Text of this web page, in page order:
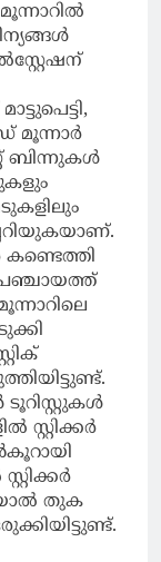
മൂന്നാര്‍
ബിന്നുകള്‍
കണ്ടെത്തി
പഞ്ചായത്ത്
സ്റ്റിക്കര്‍
തുക